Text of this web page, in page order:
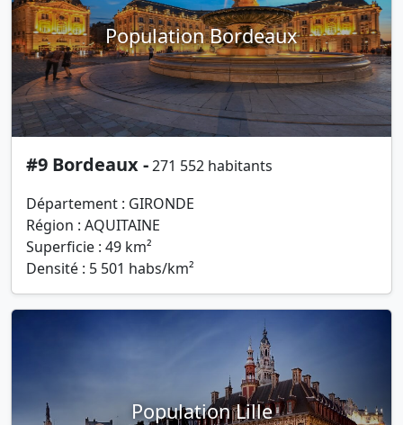
Population Bordeaux
#9 Bordeaux -271 552 habitants
Département : GIRONDE
Région : AQUITAINE
Superficie : 49 km²
Densité : 5 501 habs/km²
Population Lille